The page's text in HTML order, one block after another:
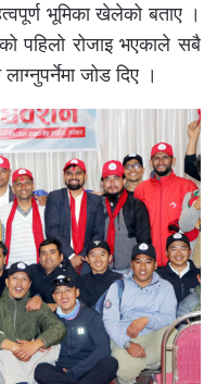
भूमिका खेलेको बताए ।
पहिलो रोजाइ भएकाले सबै
जोड दिए ।